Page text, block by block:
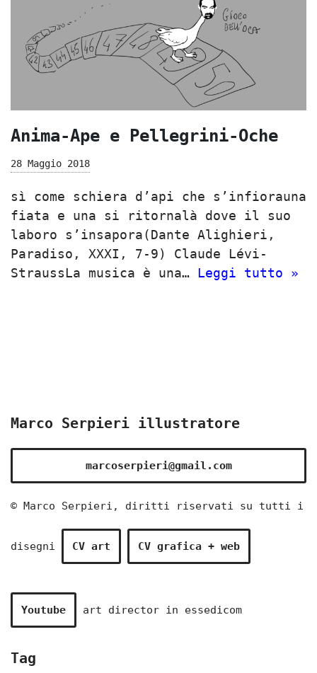
Anima-Ape e Pellegrini-Oche
28 Maggio 2018
sì come schiera d’api che s’infiorauna
fiata e una si ritornalà dove il suo
laboro s’insapora(Dante Alighieri,
Paradiso, XXXI, 7-9) Claude Lévi-
StraussLa musica è una… Leggi tutto »
Marco Serpieri illustratore
marcoserpieri@gmail.com
© Marco Serpieri, diritti riservati su tutti i
disegni CV art CV grafica + web
Youtube art director in essedicom
Tag